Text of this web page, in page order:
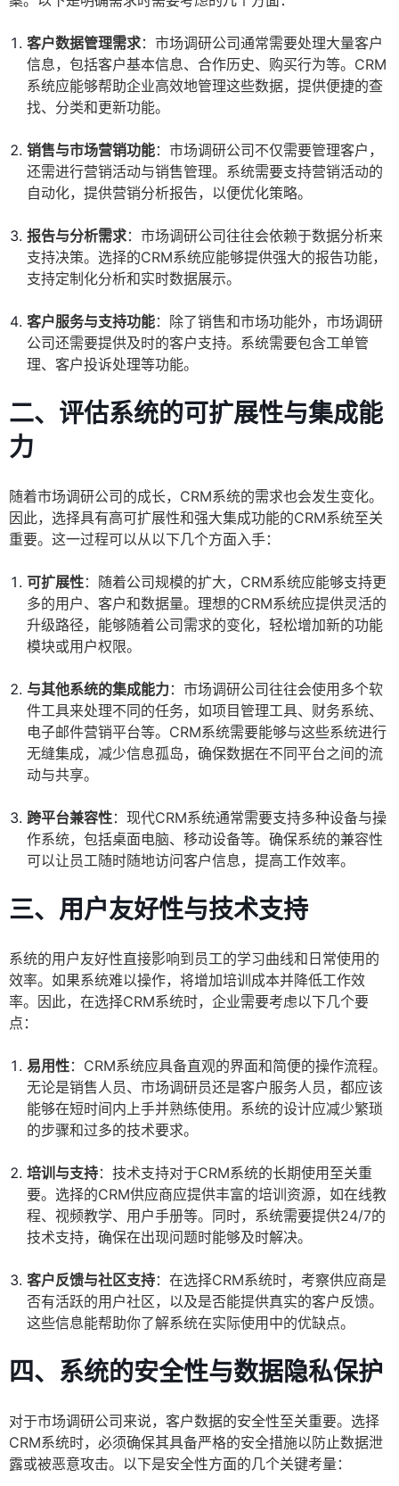
客户数据管理需求：市场调研公司通常需要处理大量客户
信息，包括客户基本信息、合作历史、购买行为等。CRM
系统应能够帮助企业高效地管理这些数据，提供便捷的查
找、分类和更新功能。
销售与市场营销功能：市场调研公司不仅需要管理客户，
还需进行营销活动与销售管理。系统需要支持营销活动的
自动化，提供营销分析报告，以便优化策略。
报告与分析需求：市场调研公司往往会依赖于数据分析来
支持决策。选择的CRM系统应能够提供强大的报告功能，
支持定制化分析和实时数据展示。
客户服务与支持功能：除了销售和市场功能外，市场调研
公司还需要提供及时的客户支持。系统需要包含工单管
理、客户投诉处理等功能。
二、评估系统的可扩展性与集成能
力
随着市场调研公司的成长，CRM系统的需求也会发生变化。
因此，选择具有高可扩展性和强大集成功能的CRM系统至关
重要。这一过程可以从以下几个方面入手：
可扩展性：随着公司规模的扩大，CRM系统应能够支持更
多的用户、客户和数据量。理想的CRM系统应提供灵活的
升级路径，能够随着公司需求的变化，轻松增加新的功能
模块或用户权限。
与其他系统的集成能力：市场调研公司往往会使用多个软
件工具来处理不同的任务，如项目管理工具、财务系统、
电子邮件营销平台等。CRM系统需要能够与这些系统进行
无缝集成，减少信息孤岛，确保数据在不同平台之间的流
动与共享。
跨平台兼容性：现代CRM系统通常需要支持多种设备与操
作系统，包括桌面电脑、移动设备等。确保系统的兼容性
可以让员工随时随地访问客户信息，提高工作效率。
三、用户友好性与技术支持
系统的用户友好性直接影响到员工的学习曲线和日常使用的
效率。如果系统难以操作，将增加培训成本并降低工作效
率。因此，在选择CRM系统时，企业需要考虑以下几个要
点：
易用性：CRM系统应具备直观的界面和简便的操作流程。
无论是销售人员、市场调研员还是客户服务人员，都应该
能够在短时间内上手并熟练使用。系统的设计应减少繁琐
的步骤和过多的技术要求。
培训与支持：技术支持对于CRM系统的长期使用至关重
要。选择的CRM供应商应提供丰富的培训资源，如在线教
程、视频教学、用户手册等。同时，系统需要提供24/7的
技术支持，确保在出现问题时能够及时解决。
客户反馈与社区支持：在选择CRM系统时，考察供应商是
否有活跃的用户社区，以及是否能提供真实的客户反馈。
这些信息能帮助你了解系统在实际使用中的优缺点。
四、系统的安全性与数据隐私保护
对于市场调研公司来说，客户数据的安全性至关重要。选择
CRM系统时，必须确保其具备严格的安全措施以防止数据泄
露或被恶意攻击。以下是安全性方面的几个关键考量：